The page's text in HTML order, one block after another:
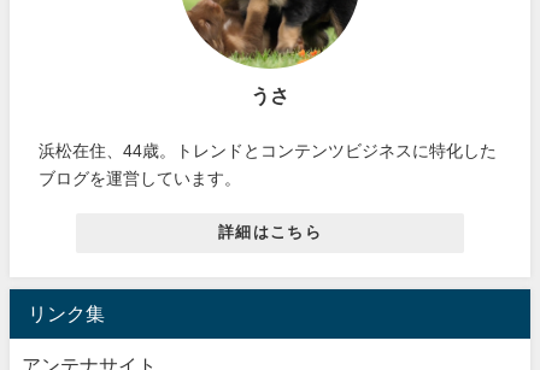
うさ
浜松在住、44歳。トレンドとコンテンツビジネスに特化した
ブログを運営しています。
詳細はこちら
リンク集
アンテナサイト